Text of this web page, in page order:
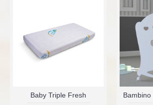
Baby Triple Fresh